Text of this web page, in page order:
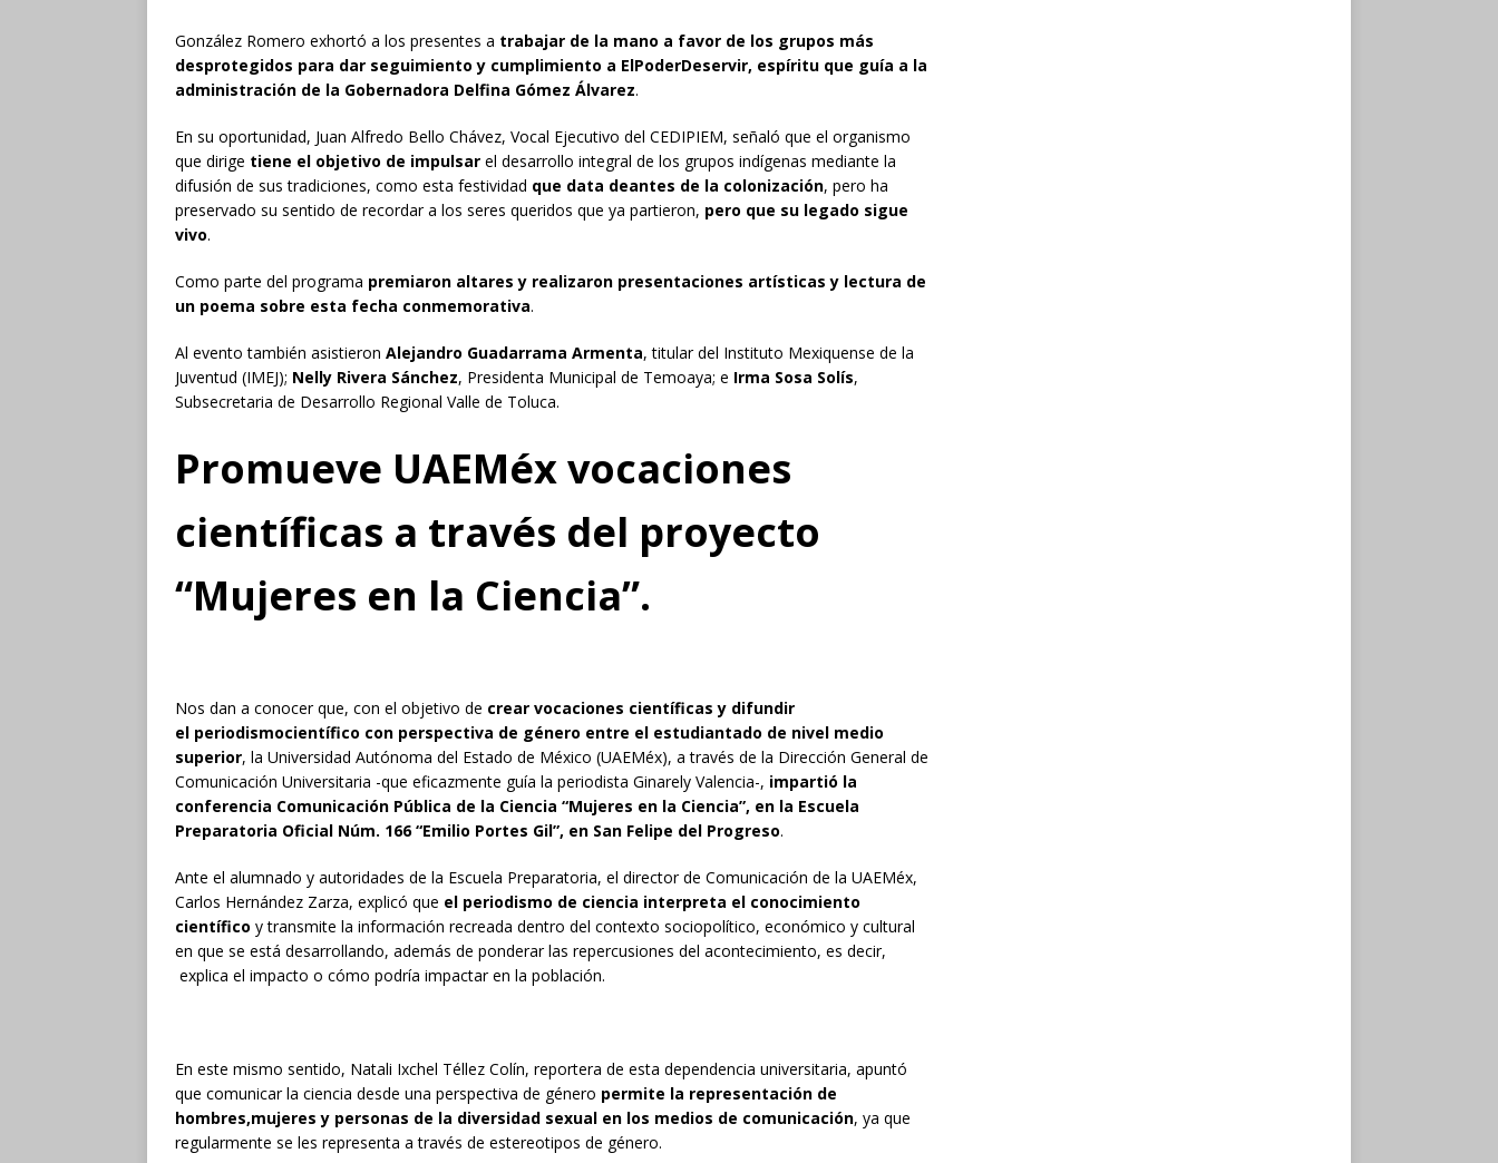
González Romero exhortó a los presentes a trabajar de la mano a favor de los grupos más
desprotegidos para dar seguimiento y cumplimiento a ElPoderDeservir, espíritu que guía a la
administración de la Gobernadora Delfina Gómez Álvarez.
En su oportunidad, Juan Alfredo Bello Chávez, Vocal Ejecutivo del CEDIPIEM, señaló que el organismo
que dirige tiene el objetivo de impulsar el desarrollo integral de los grupos indígenas mediante la
difusión de sus tradiciones, como esta festividad que data deantes de la colonización, pero ha
preservado su sentido de recordar a los seres queridos que ya partieron, pero que su legado sigue
vivo.
Como parte del programa premiaron altares y realizaron presentaciones artísticas y lectura de
un poema sobre esta fecha conmemorativa.
Al evento también asistieron Alejandro Guadarrama Armenta, titular del Instituto Mexiquense de la
Juventud (IMEJ); Nelly Rivera Sánchez, Presidenta Municipal de Temoaya; e Irma Sosa Solís,
Subsecretaria de Desarrollo Regional Valle de Toluca.
Promueve UAEMéx vocaciones
científicas a través del proyecto
“Mujeres en la Ciencia”.
Nos dan a conocer que, con el objetivo de crear vocaciones científicas y difundir
el periodismocientífico con perspectiva de género entre el estudiantado de nivel medio
superior, la Universidad Autónoma del Estado de México (UAEMéx), a través de la Dirección General de
Comunicación Universitaria -que eficazmente guía la periodista Ginarely Valencia-, impartió la
conferencia Comunicación Pública de la Ciencia “Mujeres en la Ciencia”, en la Escuela
Preparatoria Oficial Núm. 166 “Emilio Portes Gil”, en San Felipe del Progreso.
Ante el alumnado y autoridades de la Escuela Preparatoria, el director de Comunicación de la UAEMéx,
Carlos Hernández Zarza, explicó que el periodismo de ciencia interpreta el conocimiento
científico y transmite la información recreada dentro del contexto sociopolítico, económico y cultural
en que se está desarrollando, además de ponderar las repercusiones del acontecimiento, es decir,
explica el impacto o cómo podría impactar en la población.
En este mismo sentido, Natali Ixchel Téllez Colín, reportera de esta dependencia universitaria, apuntó
que comunicar la ciencia desde una perspectiva de género permite la representación de
hombres,mujeres y personas de la diversidad sexual en los medios de comunicación, ya que
regularmente se les representa a través de estereotipos de género.